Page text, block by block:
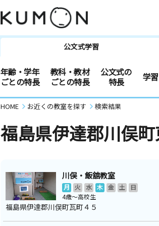
公文式学習
年齢・学年
ごとの特長
教科・教材
ごとの特長
公文式の
特長
学
HOME お近くの教室を探す 検索結果
福島県伊達郡川俣
川俣・飯舘教室
月 火 水 木 金 土
日
4歳～高校生
福島県伊達郡川俣町瓦町４５